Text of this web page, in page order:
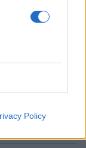
Policy
τιμών –